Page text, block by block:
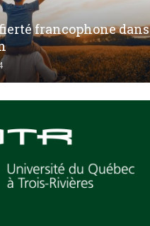
francophone dans